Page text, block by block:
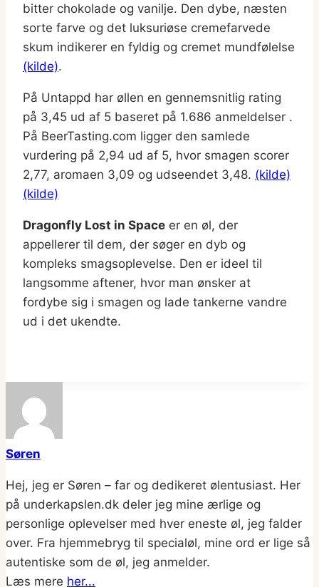
bitter chokolade og vanilje. Den dybe, næsten
sorte farve og det luksuriøse cremefarvede
skum indikerer en fyldig og cremet mundfølelse
(kilde).
På Untappd har øllen en gennemsnitlig rating
på 3,45 ud af 5 baseret på 1.686 anmeldelser .
På BeerTasting.com ligger den samlede
vurdering på 2,94 ud af 5, hvor smagen scorer
2,77, aromaen 3,09 og udseendet 3,48. (kilde)
(kilde)
Dragonfly Lost in Space er en øl, der
appellerer til dem, der søger en dyb og
kompleks smagsoplevelse. Den er ideel til
langsomme aftener, hvor man ønsker at
fordybe sig i smagen og lade tankerne vandre
ud i det ukendte.
Søren
Hej, jeg er Søren – far og dedikeret ølentusiast. Her
på underkapslen.dk deler jeg mine ærlige og
personlige oplevelser med hver eneste øl, jeg falder
over. Fra hjemmebryg til specialøl, mine ord er lige så
autentiske som de øl, jeg anmelder.
Læs mere her...